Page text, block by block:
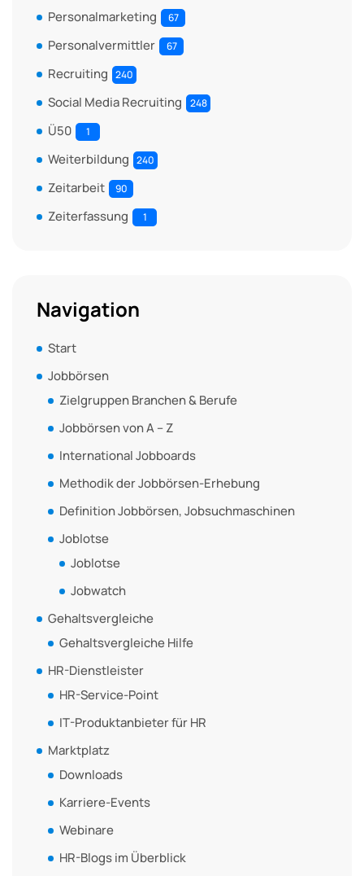
Personalmarketing 67
Personalvermittler 67
Recruiting 240
Social Media Recruiting 248
Ü50 1
Weiterbildung 240
Zeitarbeit 90
Zeiterfassung 1
Navigation
Start
Jobbörsen
Zielgruppen Branchen & Berufe
Jobbörsen von A – Z
International Jobboards
Methodik der Jobbörsen-Erhebung
Definition Jobbörsen, Jobsuchmaschinen
Joblotse
Joblotse
Jobwatch
Gehaltsvergleiche
Gehaltsvergleiche Hilfe
HR-Dienstleister
HR-Service-Point
IT-Produktanbieter für HR
Marktplatz
Downloads
Karriere-Events
Webinare
HR-Blogs im Überblick